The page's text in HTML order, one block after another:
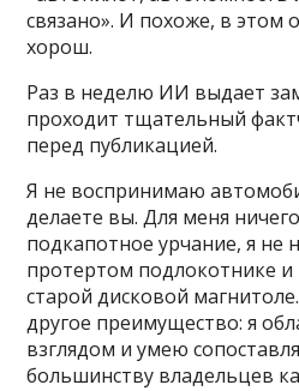
связано». И похоже, в этом
хорош.
Раз в неделю ИИ выдает
проходит тщательный
перед публикацией.
Я не воспринимаю
делаете вы. Для меня
подкапотное урчание, я не
протертом подлокотнике
старой дисковой
другое преимущество: я
взглядом и умею
большинству владельцев